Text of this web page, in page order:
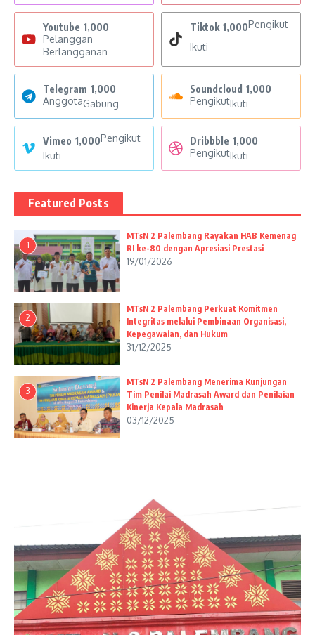
Youtube 1,000
Pelanggan
Berlangganan
Tiktok 1,000Pengikut
Ikuti
Telegram 1,000
AnggotaGabung
Soundcloud 1,000
PengikutIkuti
Vimeo 1,000Pengikut
Ikuti
Dribbble 1,000
PengikutIkuti
Featured Posts
1
MTsN 2 Palembang Rayakan HAB Kemenag
RI ke-80 dengan Apresiasi Prestasi
19/01/2026
2
MTsN 2 Palembang Perkuat Komitmen
Integritas melalui Pembinaan Organisasi,
Kepegawaian, dan Hukum
31/12/2025
3
MTsN 2 Palembang Menerima Kunjungan
Tim Penilai Madrasah Award dan Penilaian
Kinerja Kepala Madrasah
03/12/2025